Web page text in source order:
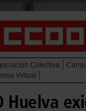
Colectiva
Virtual
Huelva